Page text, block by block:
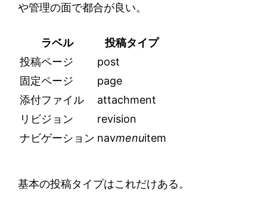
や管理の面で都合が良い。
ラベル
投稿タイプ
投稿ページ
post
固定ページ
page
添付ファイル
attachment
リビジョン
revision
ナビゲーション navmenuitem
基本の投稿タイプはこれだけある。